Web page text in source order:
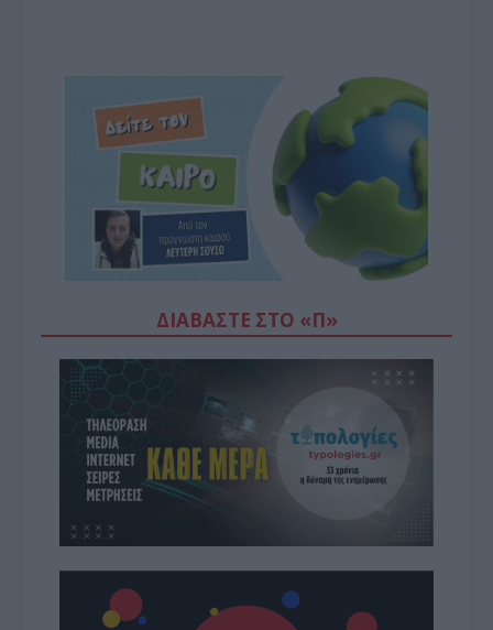
ΔΙΑΒΆΣΤΕ ΣΤΟ «Π»